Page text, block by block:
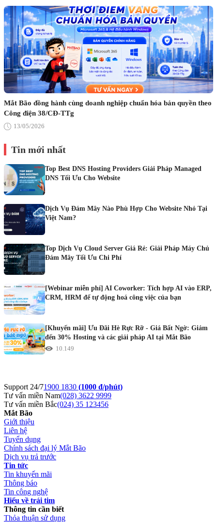
Mắt Bão đồng hành cùng doanh nghiệp chuẩn hóa bản quyền theo
Công điện 38/CĐ-TTg
13/05/2026
Tin mới nhất
Top Best DNS Hosting Providers Giải Pháp Managed
DNS Tối Ưu Cho Website
Dịch Vụ Đám Mây Nào Phù Hợp Cho Website Nhỏ Tại
Việt Nam?
Top Dịch Vụ Cloud Server Giá Rẻ: Giải Pháp Máy Chủ
Đám Mây Tối Ưu Chi Phí
[Webinar miễn phí] AI Coworker: Tích hợp AI vào ERP,
CRM, HRM để tự động hoá công việc của bạn
[Khuyến mãi] Ưu Đãi Hè Rực Rỡ - Giá Bất Ngờ: Giảm
đến 30% Hosting và các giải pháp AI tại Mắt Bão
10.149
Support 24/71900 1830 (1000 đ/phút)
Tư vấn miền Nam(028) 3622 9999
Tư vấn miền Bắc(024) 35 123456
Mắt Bão
Giới thiệu
Liên hệ
Tuyển dụng
Chính sách đại lý Mắt Bão
Dịch vụ trả trước
Tin tức
Tin khuyến mãi
Thông báo
Tin công nghệ
Hiểu về trái tim
Thông tin cần biết
Thỏa thuận sử dụng